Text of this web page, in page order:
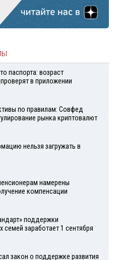
паспорта: возраст
в приложении
по правилам: Совфед
рынка криптовалют
нельзя загружать в
намерены
компенсации
поддержки
семей заработает 1 сентября
закон о поддержке развития